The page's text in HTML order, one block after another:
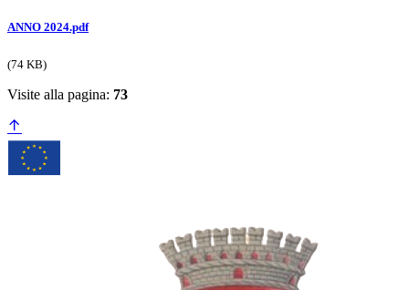
ANNO 2024.pdf
(74 KB)
Visite alla pagina: 73